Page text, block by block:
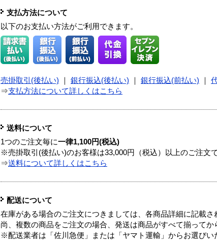
支払方法について
以下のお支払い方法がご利用できます。
売掛取引(後払い) 銀行振込(後払い) 銀行振込(前払い)
⇒支払方法について詳しくはこちら
送料について
1つのご注文毎に一律1,100円(税込)
※売掛取引(後払い)のお客様は33,000円（税込）以上のご注文
⇒送料について詳しくはこちら
配送について
在庫がある場合のご注文につきましては、各商品詳細に記載さ
尚、複数の商品をご注文の場合、発送は商品がすべて揃ってか
※配送業者は「佐川急便」または「ヤマト運輸」からお選びい